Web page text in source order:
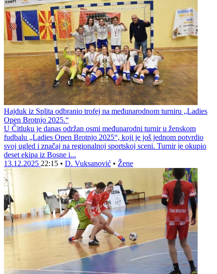
Hajduk iz Splita odbranio trofej na međunarodnom turniru „Ladies
Open Brotnjo 2025.“
U Čitluku je danas održan osmi međunarodni turnir u ženskom
fudbalu „Ladies Open Brotnjo 2025“, koji je još jednom potvrdio
svoj ugled i značaj na regionalnoj sportskoj sceni. Turnir je okupio
deset ekipa iz Bosne i...
13.12.2025 22:15 • D. Vuksanović • Žene